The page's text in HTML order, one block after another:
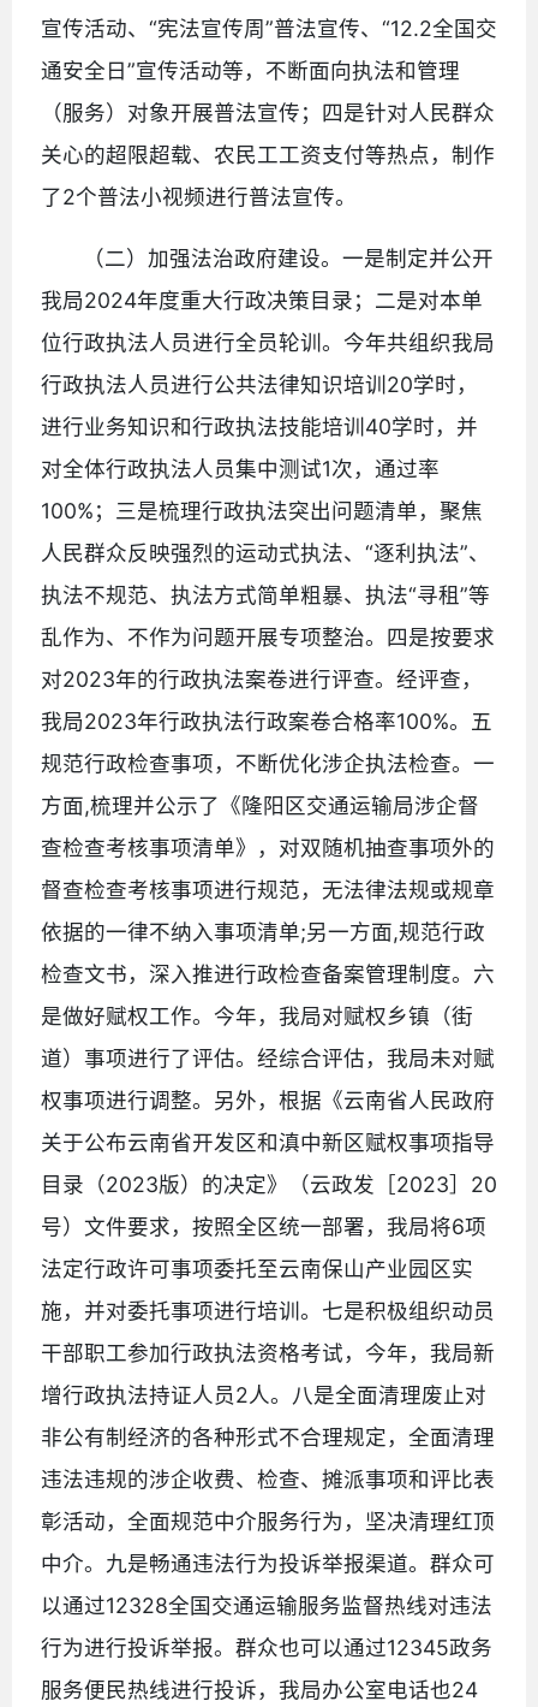
宣传活动、“宪法宣传周”普法宣传、“12.2全国交
通安全日”宣传活动等，不断面向执法和管理
（服务）对象开展普法宣传；四是针对人民群众
关心的超限超载、农民工工资支付等热点，制作
了2个普法小视频进行普法宣传。
（二）加强法治政府建设。一是制定并公开
我局2024年度重大行政决策目录；二是对本单
位行政执法人员进行全员轮训。今年共组织我局
行政执法人员进行公共法律知识培训20学时，
进行业务知识和行政执法技能培训40学时，并
对全体行政执法人员集中测试1次，通过率
100%；三是梳理行政执法突出问题清单，聚焦
人民群众反映强烈的运动式执法、“逐利执法”、
执法不规范、执法方式简单粗暴、执法“寻租”等
乱作为、不作为问题开展专项整治。四是按要求
对2023年的行政执法案卷进行评查。经评查，
我局2023年行政执法行政案卷合格率100%。五
规范行政检查事项，不断优化涉企执法检查。一
方面,梳理并公示了《隆阳区交通运输局涉企督
查检查考核事项清单》，对双随机抽查事项外的
督查检查考核事项进行规范，无法律法规或规章
依据的一律不纳入事项清单;另一方面,规范行政
检查文书，深入推进行政检查备案管理制度。六
是做好赋权工作。今年，我局对赋权乡镇（街
道）事项进行了评估。经综合评估，我局未对赋
权事项进行调整。另外，根据《云南省人民政府
关于公布云南省开发区和滇中新区赋权事项指导
目录（2023版）的决定》（云政发［2023］20
号）文件要求，按照全区统一部署，我局将6项
法定行政许可事项委托至云南保山产业园区实
施，并对委托事项进行培训。七是积极组织动员
干部职工参加行政执法资格考试，今年，我局新
增行政执法持证人员2人。八是全面清理废止对
非公有制经济的各种形式不合理规定，全面清理
违法违规的涉企收费、检查、摊派事项和评比表
彰活动，全面规范中介服务行为，坚决清理红顶
中介。九是畅通违法行为投诉举报渠道。群众可
以通过12328全国交通运输服务监督热线对违法
行为进行投诉举报。群众也可以通过12345政务
服务便民热线进行投诉，我局办公室电话也24